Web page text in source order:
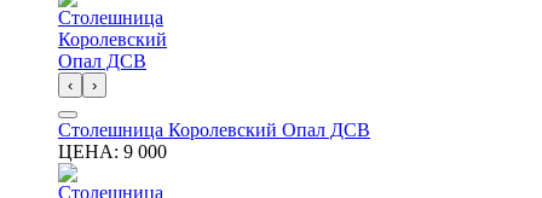
‹ ›
Столешница Королевский Опал ДСВ
ЦЕНА: 9 000